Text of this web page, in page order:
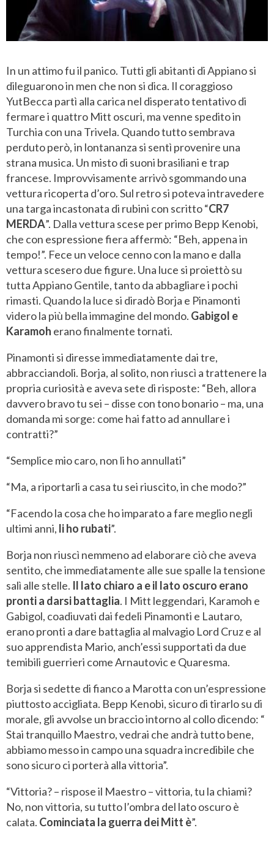
In un attimo fu il panico. Tutti gli abitanti di Appiano si
dileguarono in men che non si dica. Il coraggioso
YutBecca partì alla carica nel disperato tentativo di
fermare i quattro Mitt oscuri, ma venne spedito in
Turchia con una Trivela. Quando tutto sembrava
perduto però, in lontananza si sentì provenire una
strana musica. Un misto di suoni brasiliani e trap
francese. Improvvisamente arrivò sgommando una
vettura ricoperta d’oro. Sul retro si poteva intravedere
una targa incastonata di rubini con scritto “CR7
MERDA”. Dalla vettura scese per primo Bepp Kenobi,
che con espressione fiera affermò: “Beh, appena in
tempo!”. Fece un veloce cenno con la mano e dalla
vettura scesero due figure. Una luce si proiettò su
tutta Appiano Gentile, tanto da abbagliare i pochi
rimasti. Quando la luce si diradò Borja e Pinamonti
videro la più bella immagine del mondo. Gabigol e
Karamoh erano finalmente tornati.
Pinamonti si diresse immediatamente dai tre,
abbracciandoli. Borja, al solito, non riuscì a trattenere la
propria curiosità e aveva sete di risposte: “Beh, allora
davvero bravo tu sei – disse con tono bonario – ma, una
domanda mi sorge: come hai fatto ad annullare i
contratti?”
“Semplice mio caro, non li ho annullati”
“Ma, a riportarli a casa tu sei riuscito, in che modo?”
“Facendo la cosa che ho imparato a fare meglio negli
ultimi anni, li ho rubati”.
Borja non riuscì nemmeno ad elaborare ciò che aveva
sentito, che immediatamente alle sue spalle la tensione
salì alle stelle. Il lato chiaro a e il lato oscuro erano
pronti a darsi battaglia. I Mitt leggendari, Karamoh e
Gabigol, coadiuvati dai fedeli Pinamonti e Lautaro,
erano pronti a dare battaglia al malvagio Lord Cruz e al
suo apprendista Mario, anch’essi supportati da due
temibili guerrieri come Arnautovic e Quaresma.
Borja si sedette di fianco a Marotta con un’espressione
piuttosto accigliata. Bepp Kenobi, sicuro di tirarlo su di
morale, gli avvolse un braccio intorno al collo dicendo: “
Stai tranquillo Maestro, vedrai che andrà tutto bene,
abbiamo messo in campo una squadra incredibile che
sono sicuro ci porterà alla vittoria”.
“Vittoria? – rispose il Maestro – vittoria, tu la chiami?
No, non vittoria, su tutto l’ombra del lato oscuro è
calata. Cominciata la guerra dei Mitt è”.